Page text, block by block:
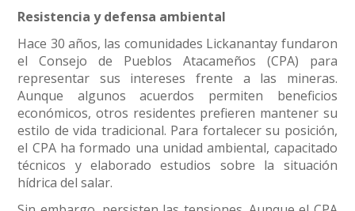
Resistencia y defensa ambiental
Hace 30 años, las comunidades Lickanantay fundaron
el Consejo de Pueblos Atacameños (CPA) para
representar sus intereses frente a las mineras.
Aunque algunos acuerdos permiten beneficios
económicos, otros residentes prefieren mantener su
estilo de vida tradicional. Para fortalecer su posición,
el CPA ha formado una unidad ambiental, capacitado
técnicos y elaborado estudios sobre la situación
hídrica del salar.